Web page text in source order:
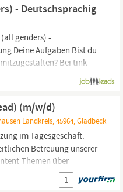
- Deutschsprachig
(all genders) -
Deine Aufgaben Bist du
Bei tink
Technologie und
einzigartige
Brands, um unseren
(m/w/d)
Landkreis, 45964, Gladbeck
im Tagesgeschäft.
Betreuung unserer
Themen über
Analysen,
1